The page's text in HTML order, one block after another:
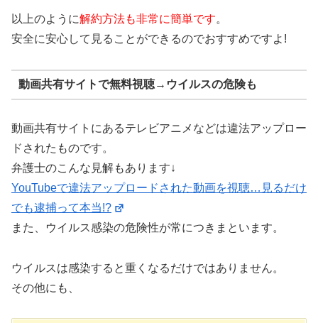
以上のように解約方法も非常に簡単です。
安全に安心して見ることができるのでおすすめですよ!
動画共有サイトで無料視聴→ウイルスの危険も
動画共有サイトにあるテレビアニメなどは違法アップロー
ドされたものです。
弁護士のこんな見解もあります↓
YouTubeで違法アップロードされた動画を視聴…見るだけ
でも逮捕って本当!?
また、ウイルス感染の危険性が常につきまといます。
ウイルスは感染すると重くなるだけではありません。
その他にも、